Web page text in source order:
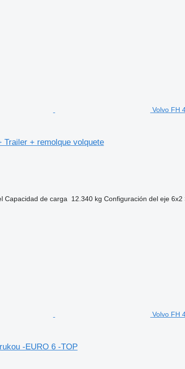
Volvo FH
Trailer + remolque volquete
Capacidad de carga 12.340 kg Configuración del eje 6x2
Volvo FH
-EURO 6 -TOP